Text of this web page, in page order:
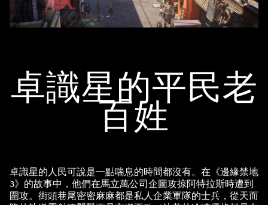
卓識星的平民老
百姓
卓識星的人民可說是一點喘息的時間都沒有。在《邊緣禁地
3》的故事中，他們在馬立萬公司企圖攻掠阿特拉斯時遭到
圍攻。街頭巷尾密密麻麻都是私人企業軍隊的士兵，從天而